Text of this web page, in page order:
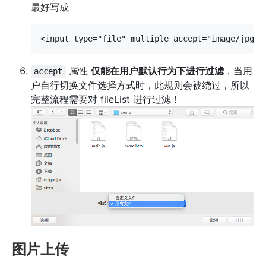
最好写成
accept 属性 仅能在用户默认行为下进行过滤，当用
户自行切换文件选择方式时，此规则会被绕过，所以
完整流程需要对 fileList 进行过滤！
图片上传